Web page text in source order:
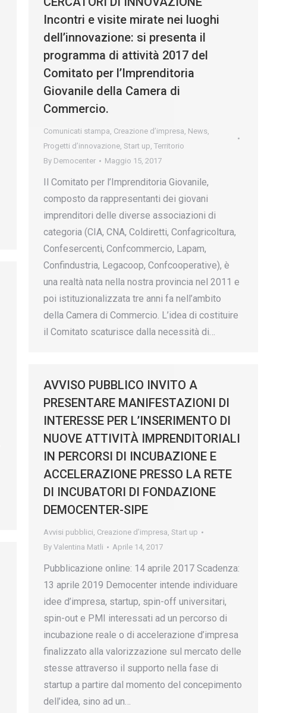
Incontri e visite mirate nei luoghi
dell’innovazione: si presenta il
programma di attività 2017 del
Comitato per l’Imprenditoria
Giovanile della Camera di
Commercio.
Comunicati stampa, Creazione d’impresa, News,
Progetti d’innovazione, Start up, Territorio
By Democenter Maggio 15, 2017
Il Comitato per l’Imprenditoria Giovanile,
composto da rappresentanti dei giovani
imprenditori delle diverse associazioni di
categoria (CIA, CNA, Coldiretti, Confagricoltura,
Confesercenti, Confcommercio, Lapam,
Confindustria, Legacoop, Confcooperative), è
una realtà nata nella nostra provincia nel 2011 e
poi istituzionalizzata tre anni fa nell’ambito
della Camera di Commercio. L’idea di costituire
il Comitato scaturisce dalla necessità di…
AVVISO PUBBLICO INVITO A
PRESENTARE MANIFESTAZIONI DI
INTERESSE PER L’INSERIMENTO DI
NUOVE ATTIVITÀ IMPRENDITORIALI
IN PERCORSI DI INCUBAZIONE E
ACCELERAZIONE PRESSO LA RETE
DI INCUBATORI DI FONDAZIONE
DEMOCENTER-SIPE
Avvisi pubblici, Creazione d’impresa, Start up
By Valentina Matli Aprile 14, 2017
Pubblicazione online: 14 aprile 2017 Scadenza:
13 aprile 2019 Democenter intende individuare
idee d’impresa, startup, spin-off universitari,
spin-out e PMI interessati ad un percorso di
incubazione reale o di accelerazione d’impresa
finalizzato alla valorizzazione sul mercato delle
stesse attraverso il supporto nella fase di
startup a partire dal momento del concepimento
dell’idea, sino ad un…